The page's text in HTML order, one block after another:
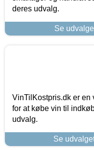
deres udvalg.
Se
VinTilKostpris.dk er en
for at købe vin til
udvalg.
Se